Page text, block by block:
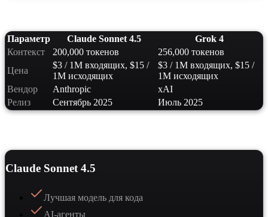
Параметр Claude Sonnet 4.5
Grok 4
Контекст
200,000 токенов
256,000 токенов
Цена
$3 / 1M входящих, $15 /
1M исходящих
$3 / 1M входящих, $15 /
1M исходящих
Вендор
Anthropic
xAI
Релиз
Сентябрь 2025 Июль 2025
Claude Sonnet 4.5
Лучшая модель для кода
AI-агенты